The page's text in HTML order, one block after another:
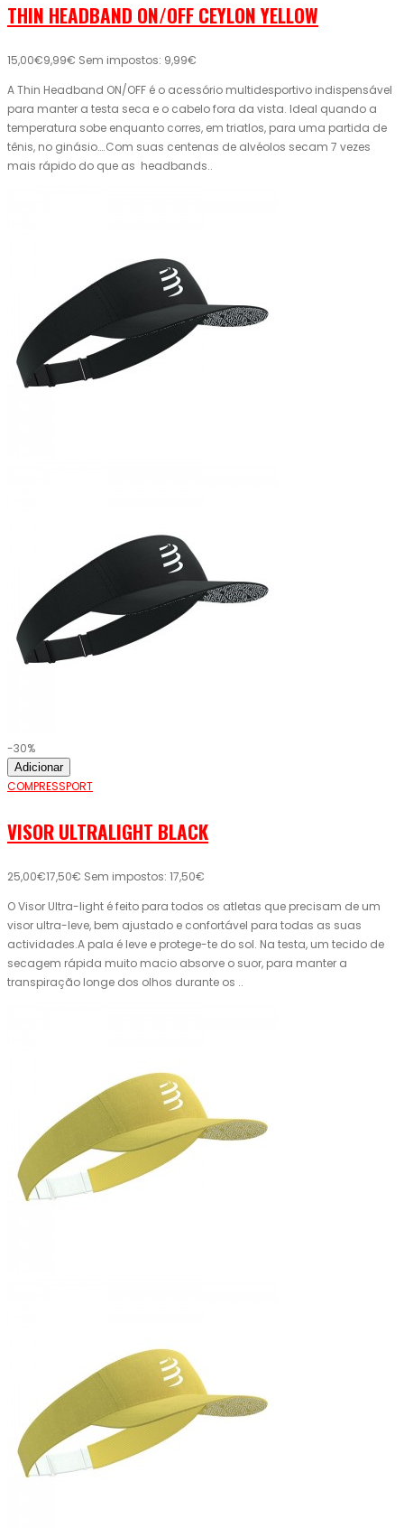
THIN HEADBAND ON/OFF CEYLON YELLOW
15,00€9,99€ Sem impostos: 9,99€
A Thin Headband ON/OFF é o acessório multidesportivo indispensável
para manter a testa seca e o cabelo fora da vista. Ideal quando a
temperatura sobe enquanto corres, em triatlos, para uma partida de
tênis, no ginásio….Com suas centenas de alvéolos secam 7 vezes
mais rápido do que as headbands..
-30%
Adicionar
COMPRESSPORT
VISOR ULTRALIGHT BLACK
25,00€17,50€ Sem impostos: 17,50€
O Visor Ultra-light é feito para todos os atletas que precisam de um
visor ultra-leve, bem ajustado e confortável para todas as suas
actividades.A pala é leve e protege-te do sol. Na testa, um tecido de
secagem rápida muito macio absorve o suor, para manter a
transpiração longe dos olhos durante os ..